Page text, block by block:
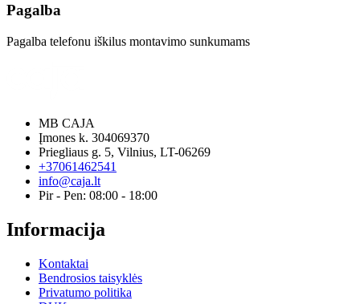
Pagalba
Pagalba telefonu iškilus montavimo sunkumams
MB CAJA
Įmones k. 304069370
Priegliaus g. 5, Vilnius, LT-06269
+37061462541
info@caja.lt
Pir - Pen: 08:00 - 18:00
Informacija
Kontaktai
Bendrosios taisyklės
Privatumo politika